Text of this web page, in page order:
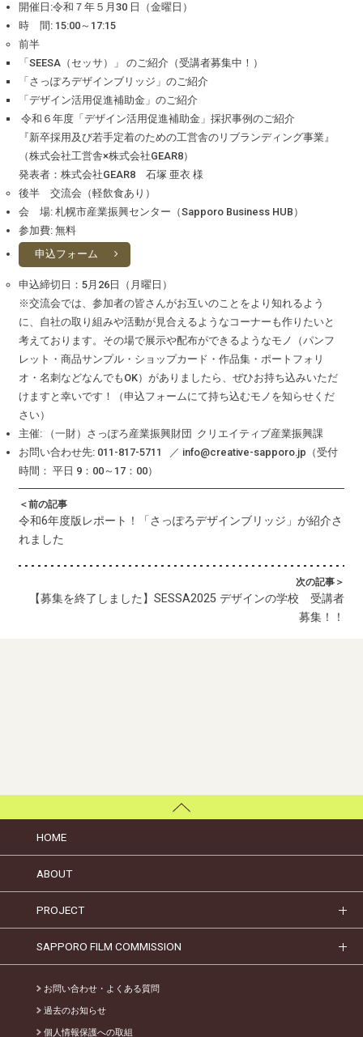
開催日:令和７年５月30 日（金曜日）
時 間: 15:00～17:15
前半
「SEESA（セッサ）」 のご紹介（受講者募集中！）
「さっぽろデザインブリッジ」のご紹介
「デザイン活用促進補助金」のご紹介
令和６年度「デザイン活用促進補助金」採択事例のご紹介
『新卒採用及び若手定着のための工営舎のリブランディング事業』
（株式会社工営舎×株式会社GEAR8）
発表者：株式会社GEAR8 石塚 亜衣 様
後半 交流会（軽飲食あり）
会 場: 札幌市産業振興センター（Sapporo Business HUB）
参加費: 無料
申込フォーム
申込締切日：5月26日（月曜日）
※交流会では、参加者の皆さんがお互いのことをより知れるよう
に、自社の取り組みや活動が見合えるようなコーナーも作りたいと
考えております。その場で展示や配布ができるようなモノ（パンフ
レット・商品サンプル・ショップカード・作品集・ポートフォリ
オ・名刺などなんでもOK）がありましたら、ぜひお持ち込みいただ
けますと幸いです！（申込フォームにて持ち込むモノを知らせくだ
さい）
主催: （一財）さっぽろ産業振興財団 クリエイティブ産業振興課
お問い合わせ先: 011-817-5711 ／ info@creative-sapporo.jp（受付
時間： 平日 9：00～17：00）
＜前の記事
令和6年度版レポート！「さっぽろデザインブリッジ」が紹介さ
れました
次の記事＞
【募集を終了しました】SESSA2025 デザインの学校 受講者
募集！！
HOME
ABOUT
PROJECT
SAPPORO FILM COMMISSION
お問い合わせ・よくある質問
過去のお知らせ
個人情報保護への取組